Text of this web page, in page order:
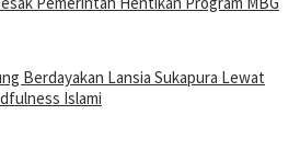
Berdayakan Lansia Sukapura Lewat
Islami